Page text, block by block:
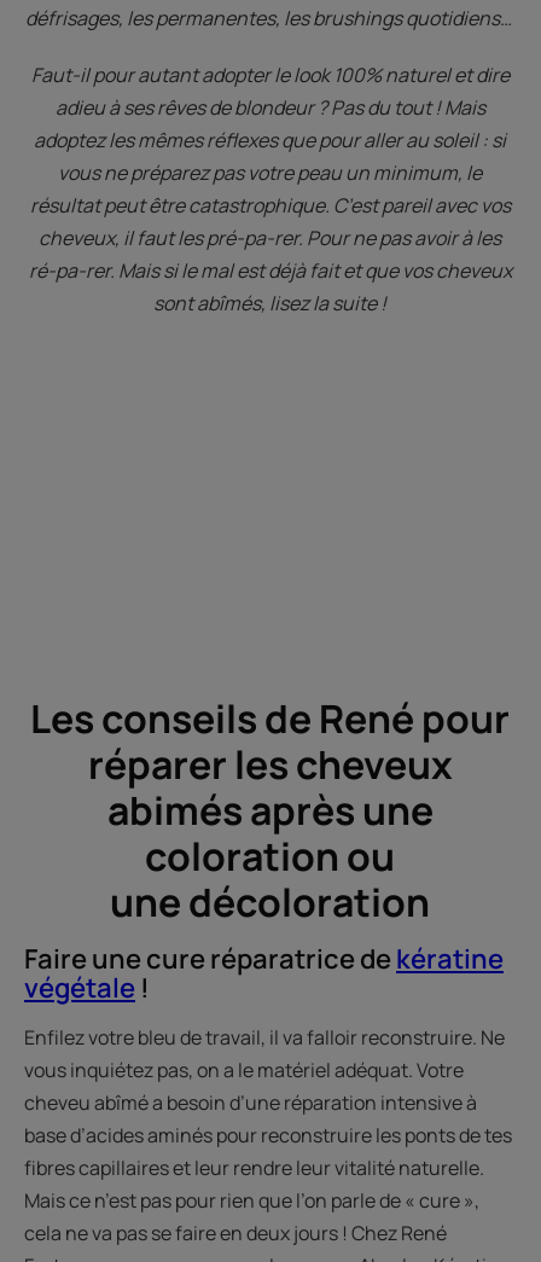
défrisages, les permanentes, les brushings quotidiens…
Faut-il pour autant adopter le look 100% naturel et dire
adieu à ses rêves de blondeur ? Pas du tout ! Mais
adoptez les mêmes réflexes que pour aller au soleil : si
vous ne préparez pas votre peau un minimum, le
résultat peut être catastrophique. C’est pareil avec vos
cheveux, il faut les pré-pa-rer. Pour ne pas avoir à les
ré-pa-rer. Mais si le mal est déjà fait et que vos cheveux
sont abîmés, lisez la suite !
Les conseils de René pour
réparer les cheveux
abimés après une
coloration ou
une décoloration
Faire une cure réparatrice de kératine
végétale !
Enfilez votre bleu de travail, il va falloir reconstruire. Ne
vous inquiétez pas, on a le matériel adéquat. Votre
cheveu abîmé a besoin d’une réparation intensive à
base d’acides aminés pour reconstruire les ponts de tes
fibres capillaires et leur rendre leur vitalité naturelle.
Mais ce n’est pas pour rien que l’on parle de « cure »,
cela ne va pas se faire en deux jours ! Chez René